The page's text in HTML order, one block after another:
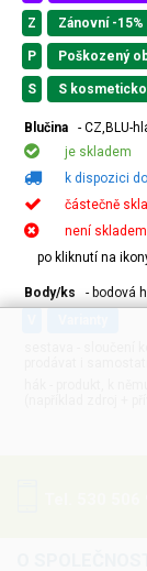
Z Zánovní -15%
P Poškozený
S S
Blučina
- CZ,BLU-
je skladem
k dispozici
částečně
není skladem
po kliknutí na
Body/ks
- bodová